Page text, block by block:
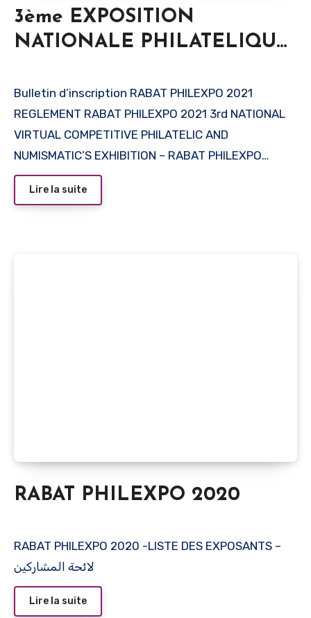
3ème EXPOSITION
NATIONALE PHILATELIQUE
VIRTUELLE – RABAT
PHILEXPO 2021
Bulletin d’inscription RABAT PHILEXPO 2021
REGLEMENT RABAT PHILEXPO 2021 3rd NATIONAL
VIRTUAL COMPETITIVE PHILATELIC AND
NUMISMATIC’S EXHIBITION – RABAT PHILEXPO…
Lire la suite
RABAT PHILEXPO 2020
RABAT PHILEXPO 2020 -LISTE DES EXPOSANTS –
لائحة المشاركين
Lire la suite